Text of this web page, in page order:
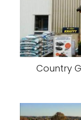
Country